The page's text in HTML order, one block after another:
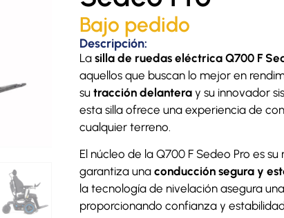
Bajo pedido
Descripción:
La silla de ruedas eléctrica Q700 F
aquellos que buscan lo mejor en
su tracción delanteray su innovador
esta silla ofrece una experiencia de
cualquier terreno.
El núcleo de la Q700 F Sedeo Pro es
garantiza una conducción segura y
la tecnología de nivelación asegura
proporcionando confianza y